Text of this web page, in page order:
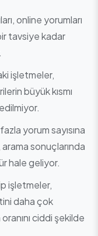
online yorumları
tavsiye kadar
işletmeler,
büyük kısmı
yorum sayısına
sonuçlarında
hale geliyor.
işletmeler,
daha çok
ciddi şekilde